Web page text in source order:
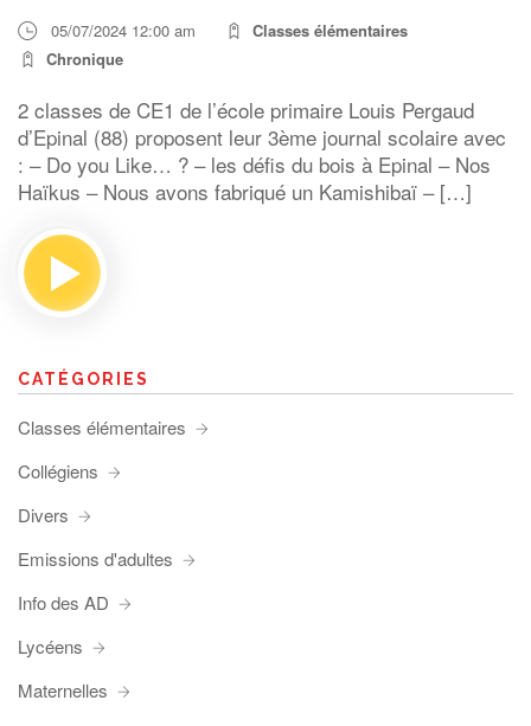
05/07/2024 12:00 am
Classes élémentaires
Chronique
2 classes de CE1 de l’école primaire Louis Pergaud
d’Epinal (88) proposent leur 3ème journal scolaire avec
: – Do you Like… ? – les défis du bois à Epinal – Nos
Haïkus – Nous avons fabriqué un Kamishibaï – […]
CATÉGORIES
Classes élémentaires
Collégiens
Divers
Emissions d'adultes
Info des AD
Lycéens
Maternelles